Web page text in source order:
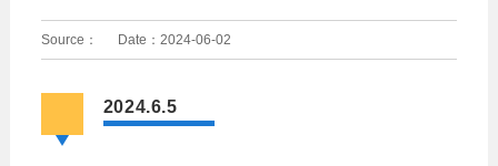
Source： Date： 2024-06-02
2024.6.5